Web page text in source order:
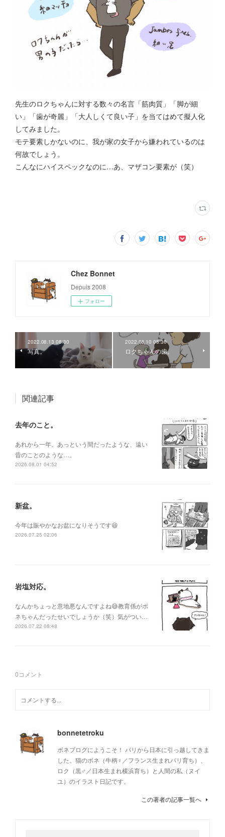
先生のロクちゃんに対する数々の名言「筋肉質」「脚が細
い」「歯が奇麗」「大人しくて良い子」を当てはめて擬人化
してみました。
モテ要素しかないのに、我が家の女子から嫌われているのは
何故でしょう。
こんなにハイスペックなのに…あ、マザコン要素が（笑）
Chez Bonnet
Depuis 2008
フォロー
2022.08.13 08:30
写真。
2022.08.10 08:30
ロクちゃんの歯。
関連記事
去年のこと。
あれから一年。あっという間だったような、遠い
昔のことのような…。
2026.08.01 04:52
新盆。
今年は賑やかなお盆になりそうです😆
2026.07.25 02:06
岩塩対応。
なんかちょっと意地悪なんですよね😅教育係がボ
ネちゃんだったせいでしょうか（笑）気がつい…
2026.07.22 08:48
0コメント
bonnetetroku
ボネブログにようこそ！ パリから日本に引っ越してきま
した。猫のボネ（牛柄♀／フランス生まれパリ育ち）、
ロク（黒♂／日本生まれ横浜育ち）と人間の私（ヌイ
ユ）のイラスト日記です。
この著者の記事一覧へ